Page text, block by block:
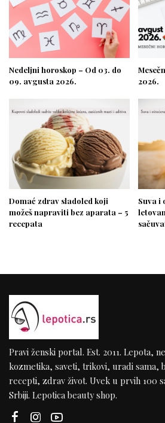
Nedeljni horoskop – Od 03. do
09. avgusta 2026.
2026.
Domać zdrav sladoled koji
možeš napraviti bez aparata – 5
recepata
Suva i
Pravi ženski portal. Est. 2011. Lepota,
kozmetika, saveti, trikovi, uradi sama,
recepti, zdrav život. Uvek u prvih 100
Srbiji. Lepotica beauty shop.